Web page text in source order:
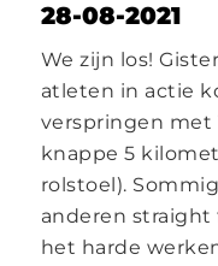
28-08-2021
We zijn los!
atleten in actie
verspringen met
knappe 5
rolstoel).
anderen straight
het harde